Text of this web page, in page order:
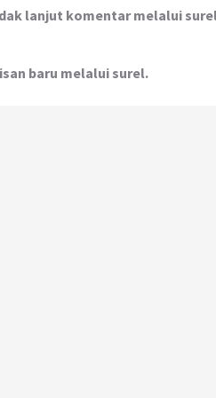
lanjut komentar melalui
baru melalui surel.